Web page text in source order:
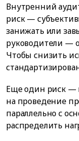
Внутренний
риск —
занижать или
руководители —
Чтобы снизить
Еще один риск —
на проведение
параллельно с
распределить